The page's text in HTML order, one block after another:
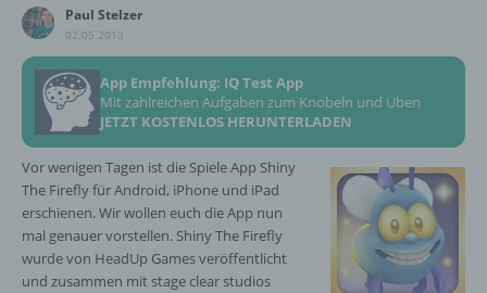
Paul Stelzer
02.05.2013
App Empfehlung: IQ Test App
Mit zahlreichen Aufgaben zum Knobeln und Üben
JETZT KOSTENLOS HERUNTERLADEN
Vor wenigen Tagen ist die Spiele App Shiny
The Firefly für Android, iPhone und iPad
erschienen. Wir wollen euch die App nun
mal genauer vorstellen. Shiny The Firefly
wurde von HeadUp Games veröffentlicht
und zusammen mit stage clear studios